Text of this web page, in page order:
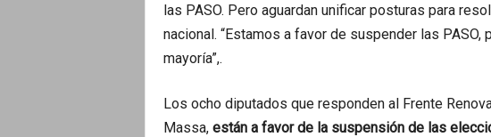
las PASO. Pero aguardan unificar posturas para
nacional. “Estamos a favor de suspender las
mayoría”,.
Los ocho diputados que responden al Frente
Massa, están a favor de la suspensión de las